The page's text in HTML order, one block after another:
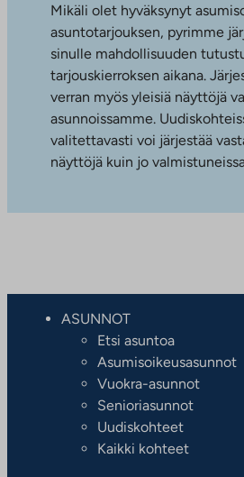
Mikäli olet hyväksynyt
asuntotarjouksen, pyrimme
sinulle mahdollisuuden
tarjouskierroksen aikana.
verran myös yleisiä näyttöjä
asunnoissamme.
valitettavasti voi järjestää
näyttöjä kuin jo
ASUNNOT
Etsi asuntoa
Asumisoikeusasunnot
Vuokra-asunnot
Senioriasunnot
Uudiskohteet
Kaikki kohteet